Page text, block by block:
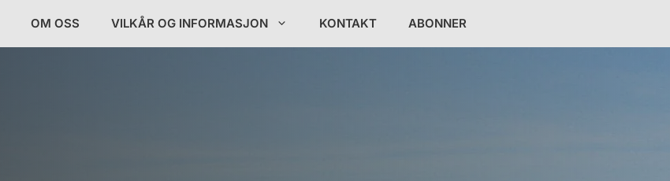
OM OSS VILKÅR OG INFORMASJON KONTAKT ABONNER